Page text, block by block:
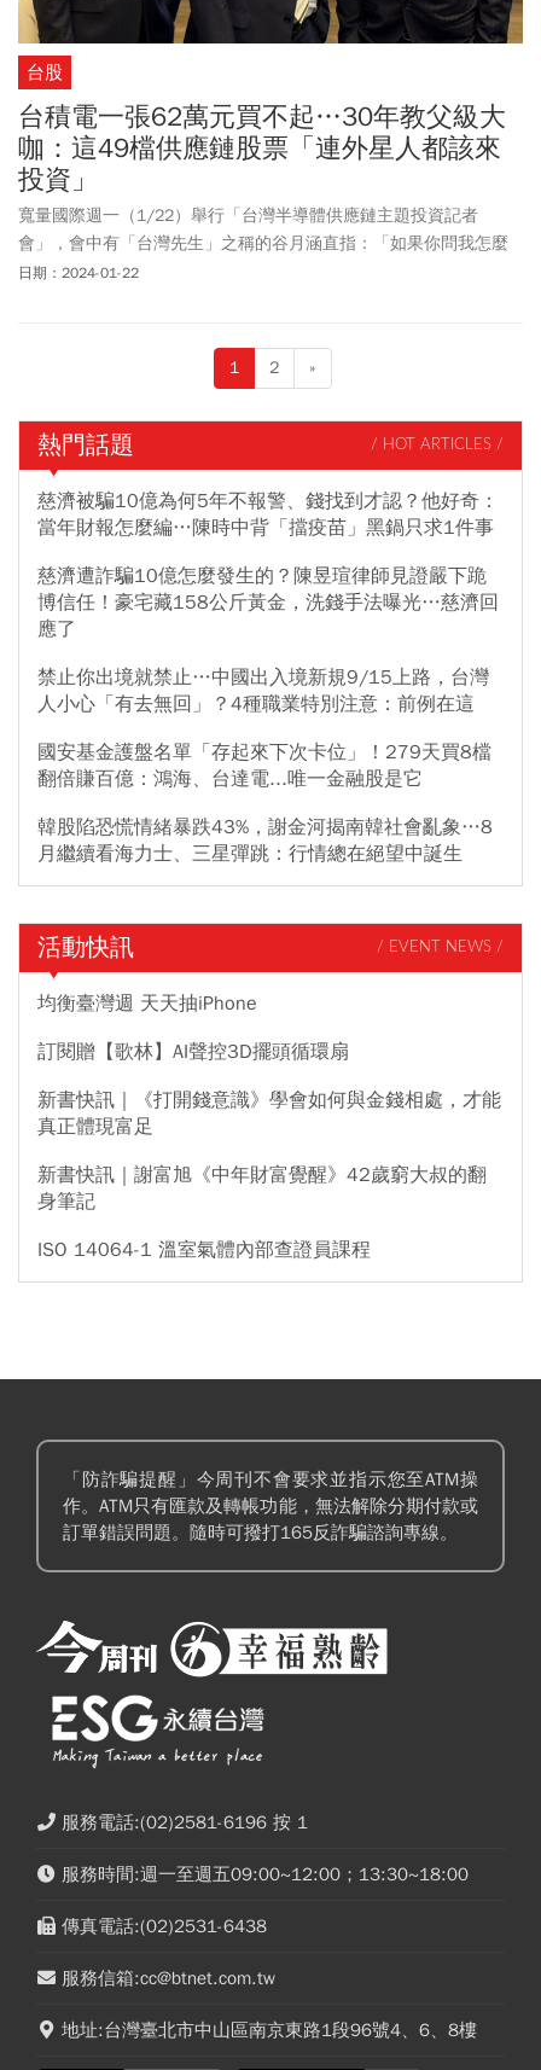
台股
台積電一張62萬元買不起…30年教父級大
咖：這49檔供應鏈股票「連外星人都該來
投資」
寬量國際週一（1/22）舉行「台灣半導體供應鏈主題投資記者
會」，會中有「台灣先生」之稱的谷月涵直指：「如果你問我怎麼
看台股市場，我會給你三個字：『半導體』」。而投身於證券與投
鏈，「未來10年市值可能成長10倍，不要說外國人，外星人都應該
日期：2024-01-22
1 2 »
熱門話題 / HOT ARTICLES /
慈濟被騙10億為何5年不報警、錢找到才認？他好奇：
當年財報怎麼編…陳時中背「擋疫苗」黑鍋只求1件事
慈濟遭詐騙10億怎麼發生的？陳昱瑄律師見證嚴下跪
博信任！豪宅藏158公斤黃金，洗錢手法曝光…慈濟回
應了
禁止你出境就禁止…中國出入境新規9/15上路，台灣
人小心「有去無回」？4種職業特別注意：前例在這
國安基金護盤名單「存起來下次卡位」！279天買8檔
翻倍賺百億：鴻海、台達電...唯一金融股是它
韓股陷恐慌情緒暴跌43%，謝金河揭南韓社會亂象…8
月繼續看海力士、三星彈跳：行情總在絕望中誕生
活動快訊 / EVENT NEWS /
均衡臺灣週 天天抽iPhone
訂閱贈【歌林】AI聲控3D擺頭循環扇
新書快訊｜《打開錢意識》學會如何與金錢相處，才能
真正體現富足
新書快訊｜謝富旭《中年財富覺醒》42歲窮大叔的翻
身筆記
ISO 14064-1 溫室氣體內部查證員課程
「防詐騙提醒」今周刊不會要求並指示您至ATM操
作。ATM只有匯款及轉帳功能，無法解除分期付款或
訂單錯誤問題。隨時可撥打165反詐騙諮詢專線。
服務電話:(02)2581-6196 按 1
服務時間:週一至週五09:00~12:00；13:30~18:00
傳真電話:(02)2531-6438
服務信箱:cc@btnet.com.tw
地址:台灣臺北市中山區南京東路1段96號4、6、8樓